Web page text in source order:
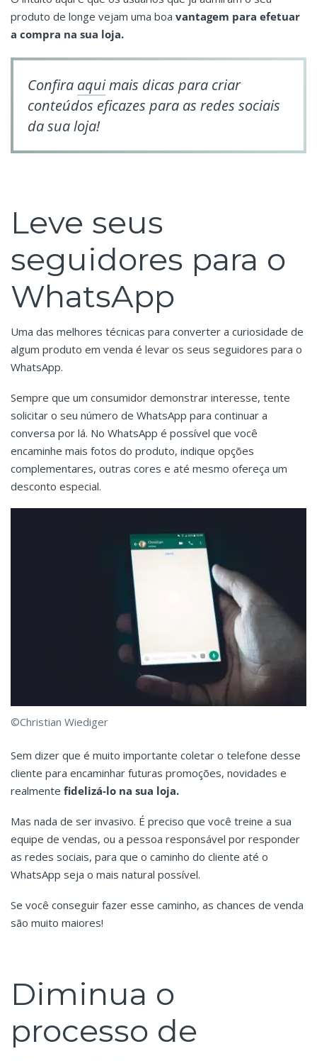
produto de longe vejam uma boa vantagem para efetuar
a compra na sua loja.
Confira aquimais dicas para criar
conteúdos eficazes para as redes sociais
da sua loja!
Leve seus
seguidores para o
WhatsApp
Uma das melhores técnicas para converter a curiosidade de
algum produto em venda é levar os seus seguidores para o
WhatsApp.
Sempre que um consumidor demonstrar interesse, tente
solicitar o seu número de WhatsApp para continuar a
conversa por lá. No WhatsApp é possível que você
encaminhe mais fotos do produto, indique opções
complementares, outras cores e até mesmo ofereça um
desconto especial.
©Christian Wiediger
Sem dizer que é muito importante coletar o telefone desse
cliente para encaminhar futuras promoções, novidades e
realmente fidelizá-lo na sua loja.
Mas nada de ser invasivo. É preciso que você treine a sua
equipe de vendas, ou a pessoa responsável por responder
as redes sociais, para que o caminho do cliente até o
WhatsApp seja o mais natural possível.
Se você conseguir fazer esse caminho, as chances de venda
são muito maiores!
Diminua o
processo de